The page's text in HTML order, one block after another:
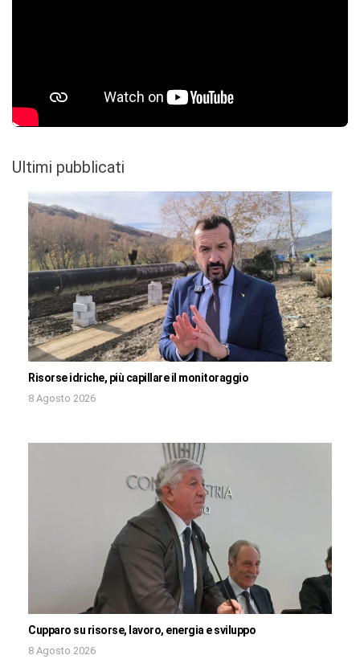
Ultimi pubblicati
Risorse idriche, più capillare il monitoraggio
8 Agosto 2026
Cupparo su risorse, lavoro, energia e sviluppo
8 Agosto 2026